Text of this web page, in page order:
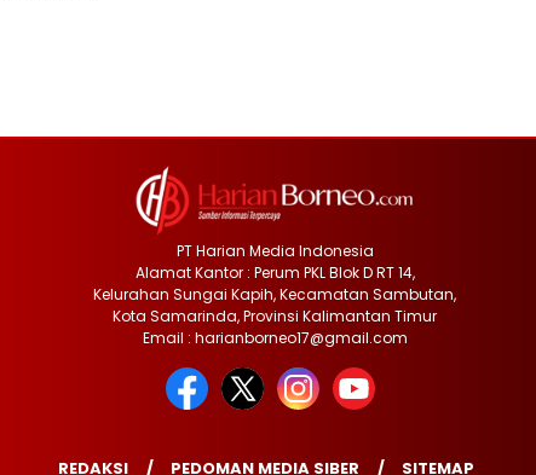
PT Harian Media Indonesia
Alamat Kantor : Perum PKL Blok D RT 14,
Kelurahan Sungai Kapih, Kecamatan Sambutan,
Kota Samarinda, Provinsi Kalimantan Timur
Email : harianborneo17@gmail.com
REDAKSI PEDOMAN MEDIA SIBER SITEMAP